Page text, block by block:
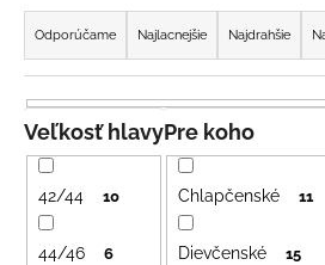
R
a
d
e
n
i
e
p
Odporúčame Najlacnejšie Najdrahšie
Pre koho
Chlapčenské 11
Dievčenské 15
Veľkosť hlavy
42/44 10
44/46 6
m
e
LETNÉ
NOHAVICE
TYRKYSOVÉ
KORÁLKY
€29